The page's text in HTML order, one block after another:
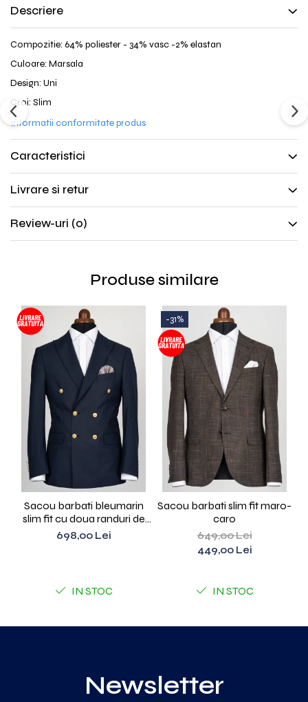
Descriere
Compozitie: 64% poliester - 34% vasc -2% elastan
Culoare: Marsala
Design: Uni
Croi: Slim
Informatii conformitate produs
Caracteristici
Livrare si retur
Review-uri (0)
Produse similare
Sacou barbati bleumarin
slim fit cu doua randuri de
nasturi
698,00 Lei
IN STOC
-31%
Sacou barbati slim fit maro-
caro
649,00 Lei
449,00 Lei
IN STOC
Newsletter